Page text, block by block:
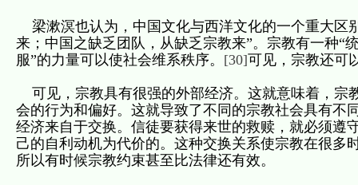
梁漱溟也认为，中国文化与西洋文化的一个重大区
来；中国之缺乏团队，从缺乏宗教来”。宗教有一种“
服”的力量可以使社会维系秩序。 [30]可见，宗教还可
可见，宗教具有很强的外部经济。这就意味着，宗
会的行为和偏好。这就导致了不同的宗教社会具有不
经济来自于交换。信徒要获得来世的救赎，就必须遵
己的自利动机为代价的。这种交换关系使宗教在很多
所以有时候宗教约束甚至比法律还有效。